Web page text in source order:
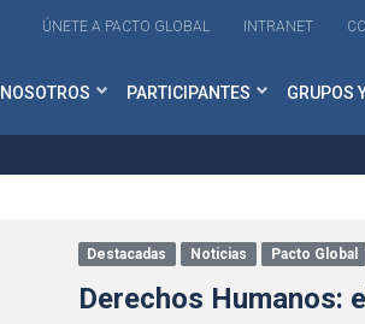
ÚNETE A PACTO GLOBAL INTRANET
NOSOTROS PARTICIPANTES GRUPOS
Destacadas Noticias Pacto Global
Derechos Humanos: